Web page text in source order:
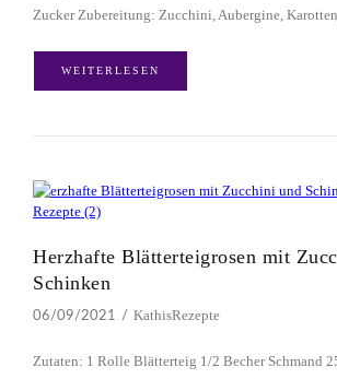
Zucker Zubereitung: Zucchini, Aubergine,
WEITERLESEN
Herzhafte Blätterteigrosen mit
Schinken
06/09/2021 KathisRezepte
Zutaten: 1 Rolle Blätterteig 1/2 Becher Schmand